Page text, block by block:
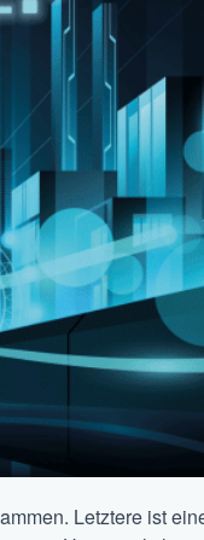
Letztere ist